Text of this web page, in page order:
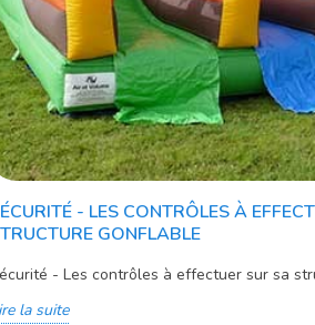
- LES CONTRÔLES À
GONFLABLE
- Les contrôles à effectuer sur sa
la suite